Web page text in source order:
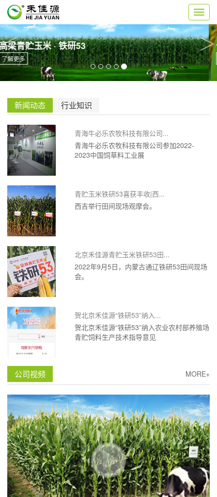
切
换
导
航
优质常规 · 水稻
了解更多
< >
新闻动态 行业知识
青海牛必乐农牧科技有限公司...
青海牛必乐农牧科技有限公司参加2022-
2023中国饲草料工业展
青贮玉米铁研53喜获丰收|西...
西吉举行田间现场观摩会。
北京禾佳源青贮玉米铁研53田...
2022年9月5日，内蒙古通辽铁研53田间现场
会。
贺北京禾佳源“铁研53”纳入...
贺北京禾佳源“铁研53”纳入农业农村部养殖场
青贮饲料生产技术指导意见
公司视频 MORE+